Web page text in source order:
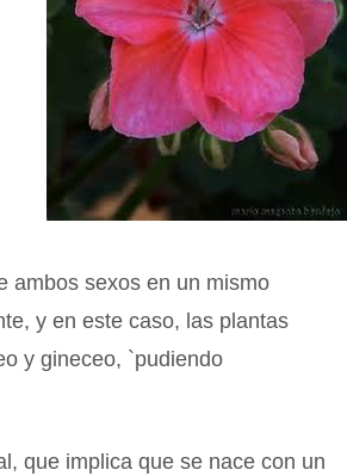
ambos sexos en un mismo
y en este caso, las plantas
y gineceo, `pudiendo
que implica que se nace con un